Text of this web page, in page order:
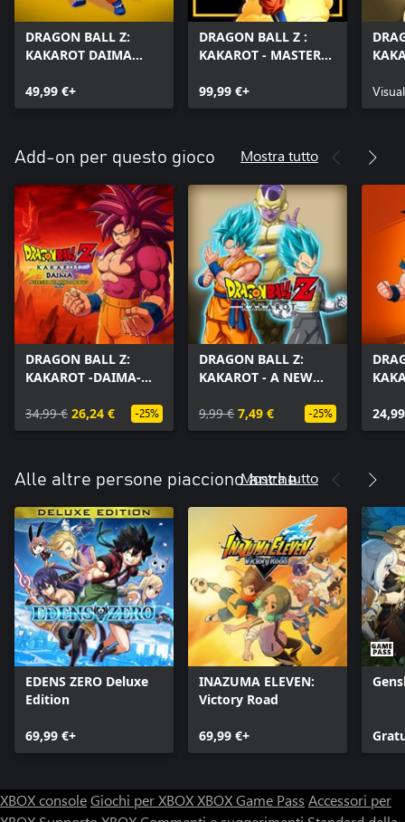
DRAGON BALL Z:
KAKAROT DAIMA
49,99 €+
DRAGON BALL Z :
KAKAROT - MASTER
99,99 €+
Add-on per questo gioco Mostra tutto
DRAGON BALL Z:
KAKAROT -DAIMA-
Demoniaco PACK
34,99 € 26,24 € -25%
DRAGON BALL Z:
KAKAROT - A NEW
9,99 € 7,49 € -25%
Alle altre persone piacciono anche
Mostra tutto
EDENS ZERO Deluxe
Edition
69,99 €+
INAZUMA ELEVEN:
Victory Road
69,99 €+
XBOX consoleGiochi per XBOXXBOX Game Pass Accessori per